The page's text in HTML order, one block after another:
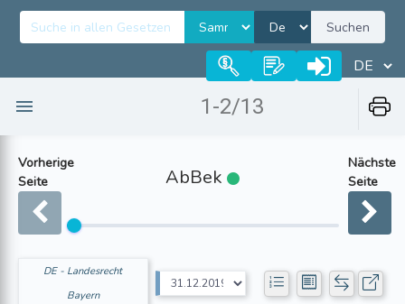
Suchen
1-2/13
Vorherige
Seite
AbBek
Nächste
Seite
DE - Landesrecht
Bayern